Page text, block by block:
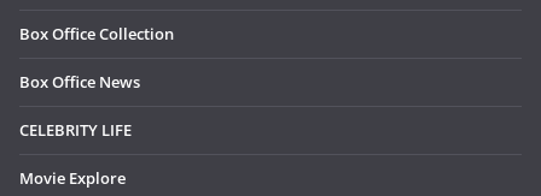
Box Office Collection
Box Office News
CELEBRITY LIFE
Movie Explore